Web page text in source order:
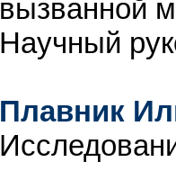
вызванной
Научный
Плавник